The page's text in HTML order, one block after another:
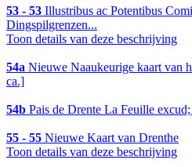
53 - 53 Illustribus ac Potentibus
Dingspilgrenzen...
Toon details van deze beschrijving
54a Nieuwe Naaukeurige kaart van
ca.]
54b Pais de Drente La Feuille
55 - 55 Nieuwe Kaart van Drenthe
Toon details van deze beschrijving